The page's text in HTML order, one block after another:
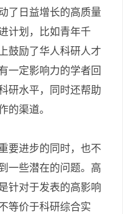
了日益增长的高质量
计划，比如青年千
鼓励了华人科研人才
一定影响力的学者回
研水平，同时还帮助
的渠道。
要进步的同时，也不
一些潜在的问题。高
针对于发表的高影响
等价于科研综合实